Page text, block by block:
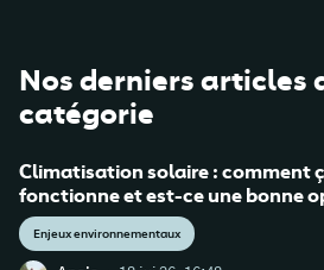
Nos derniers articles
catégorie
Climatisation solaire : comment
fonctionne et est-ce une bonne
Enjeux environnementaux